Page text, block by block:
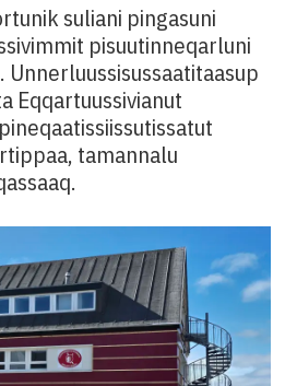
suliani pingasuni
pisuutinneqarluni
Eqqartuussivianut
tamannalu